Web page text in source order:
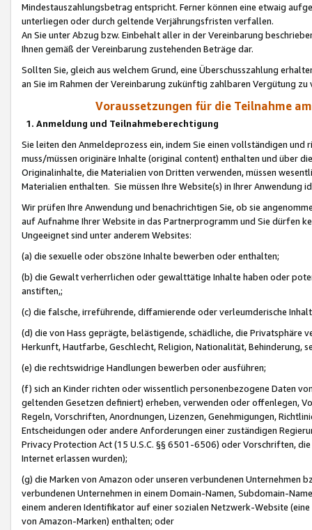
Mindestauszahlungsbetrag entspricht. Ferner können eine etwaig
unterliegen oder durch geltende Verjährungsfristen verfallen.
An Sie unter Abzug bzw. Einbehalt aller in der Vereinbarung
Ihnen gemäß der Vereinbarung zustehenden Beträge dar.
Sollten Sie, gleich aus welchem Grund, eine Überschusszahlung
an Sie im Rahmen der Vereinbarung zukünftig zahlbaren Vergütung zu
Voraussetzungen für die Teilnahme
1. Anmeldung und Teilnahmeberechtigung
Sie leiten den Anmeldeprozess ein, indem Sie einen vollständigen
muss/müssen originäre Inhalte (original content) enthalten und über
Originalinhalte, die Materialien von Dritten verwenden, müssen
Materialien enthalten. Sie müssen Ihre Website(s) in Ihrer Anwendung
Wir prüfen Ihre Anwendung und benachrichtigen Sie, ob sie
auf Aufnahme Ihrer Website in das Partnerprogramm und Sie dürfen
Ungeeignet sind unter anderem Websites:
(a) die sexuelle oder obszöne Inhalte bewerben oder enthalten;
(b) die Gewalt verherrlichen oder gewalttätige Inhalte haben oder
anstiften,;
(c) die falsche, irreführende, diffamierende oder verleumderische
(d) die von Hass geprägte, belästigende, schädliche, die Privatsphäre
Herkunft, Hautfarbe, Geschlecht, Religion, Nationalität, Behinderung,
(e) die rechtswidrige Handlungen bewerben oder ausführen;
(f) sich an Kinder richten oder wissentlich personenbezogene Daten
geltenden Gesetzen definiert) erheben, verwenden oder offenlegen,
Regeln, Vorschriften, Anordnungen, Lizenzen, Genehmigungen,
Entscheidungen oder andere Anforderungen einer zuständigen
Privacy Protection Act (15 U.S.C. §§ 6501-6506) oder Vorschriften,
Internet erlassen wurden);
(g) die Marken von Amazon oder unseren verbundenen Unternehmen
verbundenen Unternehmen in einem Domain-Namen, Subdomain-
einem anderen Identifikator auf einer sozialen Netzwerk-Website
von Amazon-Marken) enthalten; oder